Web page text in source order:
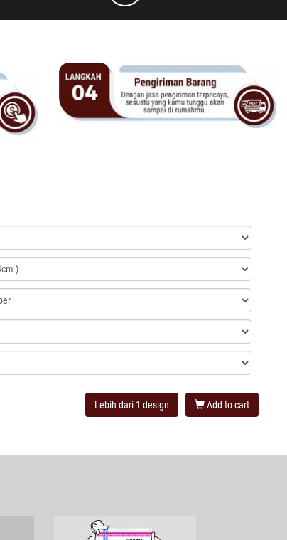
Add to cart
Lebih dari 1 design